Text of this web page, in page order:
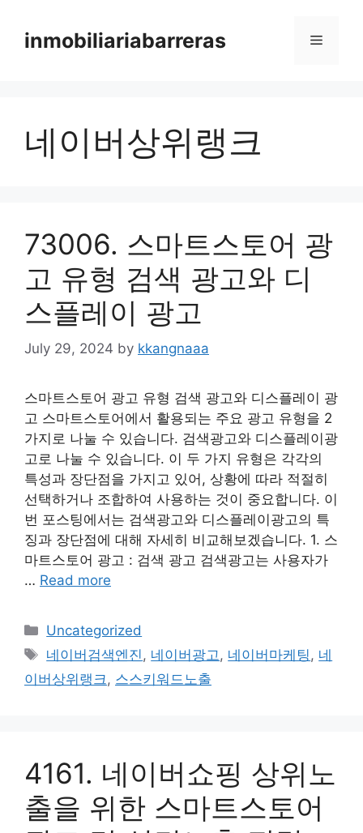
contentinmobiliariabarreras Menu
네이버상위랭크
73006. 스마트스토어 광
고 유형 검색 광고와 디
스플레이 광고
July 29, 2024 by kkangnaaa
스마트스토어 광고 유형 검색 광고와 디스플레이 광
고 스마트스토어에서 활용되는 주요 광고 유형을 2
가지로 나눌 수 있습니다. 검색광고와 디스플레이광
고로 나눌 수 있습니다. 이 두 가지 유형은 각각의
특성과 장단점을 가지고 있어, 상황에 따라 적절히
선택하거나 조합하여 사용하는 것이 중요합니다. 이
번 포스팅에서는 검색광고와 디스플레이광고의 특
징과 장단점에 대해 자세히 비교해보겠습니다. 1. 스
마트스토어 광고 : 검색 광고 검색광고는 사용자가
… Read more
Categories
Uncategorized
Tags
네이버검색엔진 , 네이버광고 , 네이버마케팅 , 네
이버상위랭크 , 스스키워드노출
4161. 네이버쇼핑 상위노
출을 위한 스마트스토어